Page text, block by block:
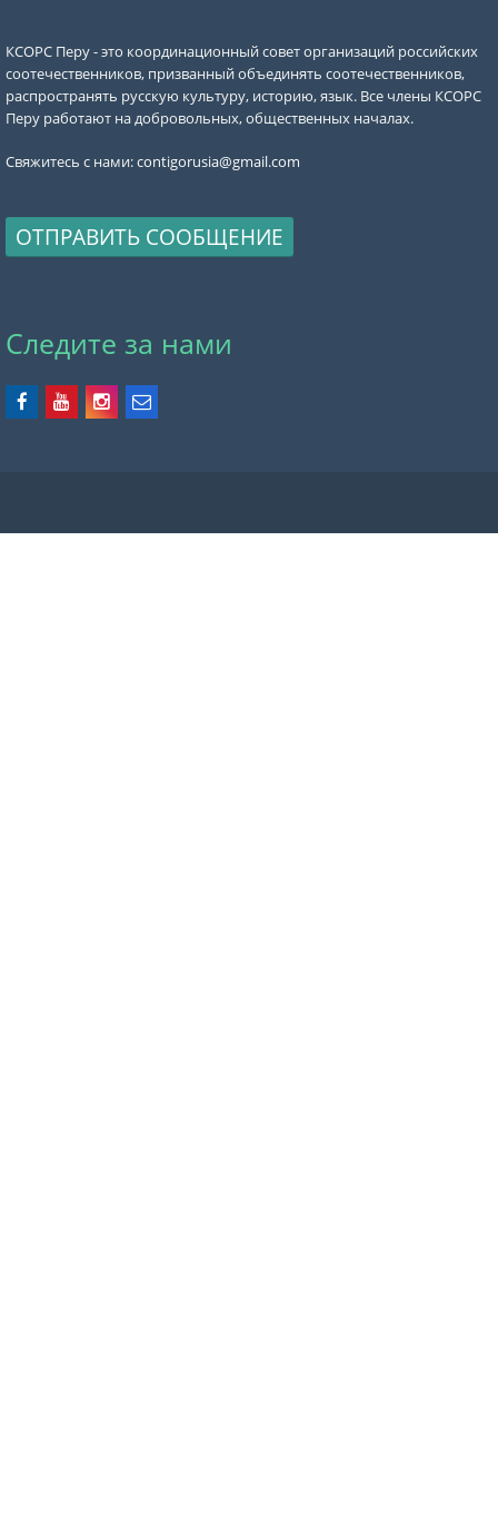
КСОРС Перу - это координационный совет организаций российских
соотечественников, призванный объединять соотечественников,
распространять русскую культуру, историю, язык. Все члены КСОРС
Перу работают на добровольных, общественных началах.
Свяжитесь с нами:contigorusia@gmail.com
ОТПРАВИТЬ СООБЩЕНИЕ
Следите за нами